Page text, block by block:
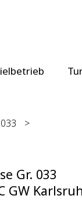
>
Gr. 033
GW